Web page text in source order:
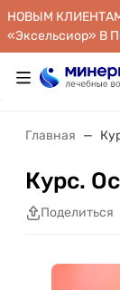
НОВЫМ
«Эксельсиор» В
Главная
Курс.
Поделиться